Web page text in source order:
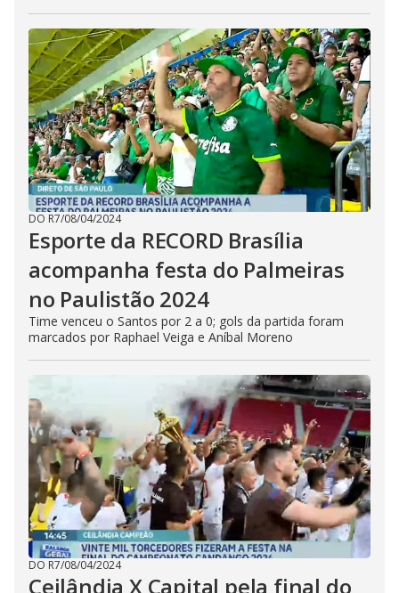
DO R7/08/04/2024
Esporte da RECORD Brasília
acompanha festa do Palmeiras
no Paulistão 2024
Time venceu o Santos por 2 a 0; gols da partida foram
marcados por Raphael Veiga e Aníbal Moreno
DO R7/08/04/2024
Ceilândia X Capital pela final do